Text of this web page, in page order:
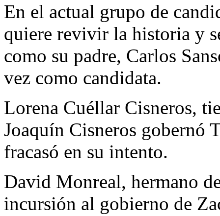
En el actual grupo de
quiere revivir la historia y
como su padre, Carlos
vez como candidata.
Lorena Cuéllar Cisneros,
Joaquín Cisneros gobernó
fracasó en su intento.
David Monreal, hermano
incursión al gobierno de